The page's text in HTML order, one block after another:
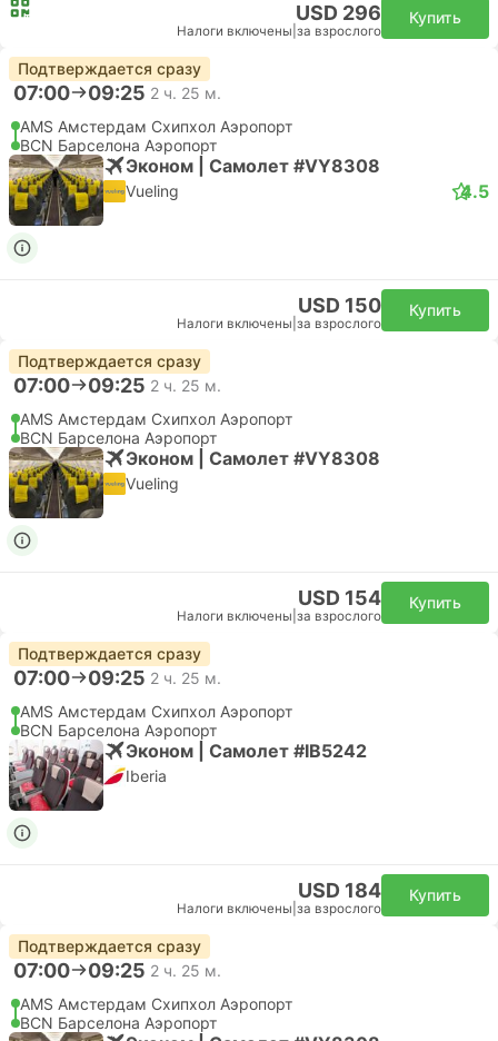
USD 296
Налоги включены за взрослого
Купить
Подтверждается сразу
07:00 09:25 2 ч. 25 м.
AMS Амстердам Cхипхол Аэропорт
BCN Барселона Аэропорт
Эконом | Самолет #VY8308
Vueling 4.5
USD 150
Налоги включены за взрослого
Купить
Подтверждается сразу
07:00 09:25 2 ч. 25 м.
AMS Амстердам Cхипхол Аэропорт
BCN Барселона Аэропорт
Эконом | Самолет #VY8308
Vueling
USD 154
Налоги включены за взрослого
Купить
Подтверждается сразу
07:00 09:25 2 ч. 25 м.
AMS Амстердам Cхипхол Аэропорт
BCN Барселона Аэропорт
Эконом | Самолет #IB5242
Iberia
USD 184
Налоги включены за взрослого
Купить
Подтверждается сразу
07:00 09:25 2 ч. 25 м.
AMS Амстердам Cхипхол Аэропорт
BCN Барселона Аэропорт